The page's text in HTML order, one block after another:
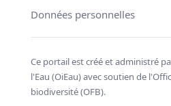
Données personnelles
Ce portail est créé et administré
l'Eau (OiEau) avec soutien de
biodiversité (OFB).